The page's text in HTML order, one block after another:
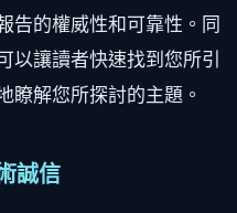
告的權威性和可靠性。同
以讓讀者快速找到您所引
瞭解您所探討的主題。
誠信